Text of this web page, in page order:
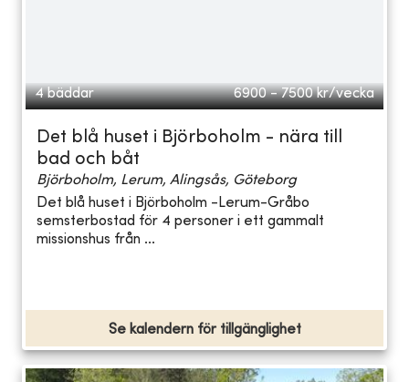
4 bäddar 6900 - 7500 kr/vecka
Det blå huset i Björboholm - nära till
bad och båt
Björboholm, Lerum, Alingsås, Göteborg
Det blå huset i Björboholm -Lerum-Gråbo
semsterbostad för 4 personer i ett gammalt
missionshus från ...
Se kalendern för tillgänglighet